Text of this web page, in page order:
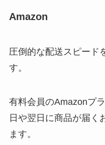
Amazon
圧倒的な配送スピード
す。
有料会員のAmazonプ
日や翌日に商品が届く
ます。